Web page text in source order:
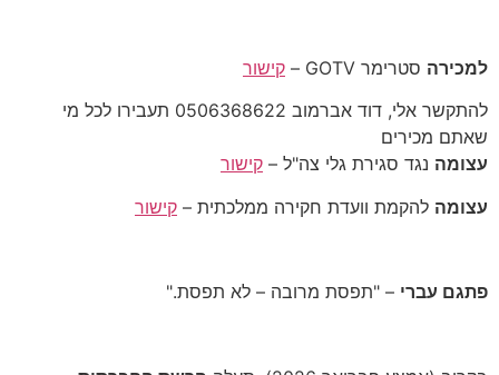
למכירה סטרימר GOTV –
קישור
להתקשר אלי, דוד אברמוב 0506368622 תעבירו לכל מי
שאתם מכירים
עצומה נגד סגירת גלי צה"ל – קישור
עצומה להקמת וועדת חקירה ממלכתית – קישור
פתגם עברי – "תפסת מרובה – לא תפסת."